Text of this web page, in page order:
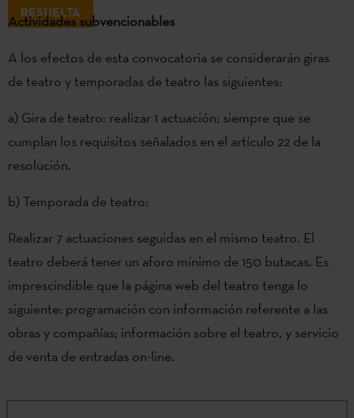
RESUELTA
Actividades subvencionables
A los efectos de esta convocatoria se considerarán giras
de teatro y temporadas de teatro las siguientes:
a) Gira de teatro: realizar 1 actuación; siempre que se
cumplan los requisitos señalados en el artículo 22 de la
resolución.
b) Temporada de teatro:
Realizar 7 actuaciones seguidas en el mismo teatro. El
teatro deberá tener un aforo mínimo de 150 butacas. Es
imprescindible que la página web del teatro tenga lo
siguiente: programación con información referente a las
obras y compañías; información sobre el teatro, y servicio
de venta de entradas on-line.